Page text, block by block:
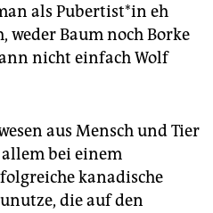
als Pubertist*in eh
weder Baum noch Borke
nicht einfach Wolf
aus Mensch und Tier
bei einem
kanadische
die auf den